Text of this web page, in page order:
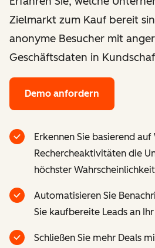
Zielmarkt zum Kauf bereit
anonyme Besucher mit
Geschäftsdaten in
Demo anfordern
Erkennen Sie basierend
Rechercheaktivitäten die
höchster
Automatisieren Sie
Sie kaufbereite Leads an
Schließen Sie mehr Deals